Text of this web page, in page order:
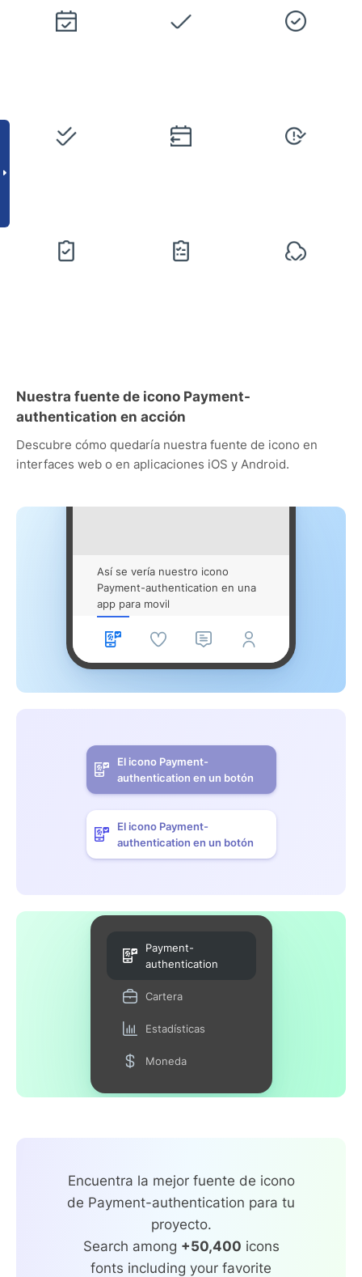
Nuestra fuente de icono Payment-
authentication en acción
Descubre cómo quedaría nuestra fuente de icono en
interfaces web o en aplicaciones iOS y Android.
Así se vería nuestro icono
Payment-authentication en una
app para movil
El icono Payment-
authentication en un botón
El icono Payment-
authentication en un botón
Payment-
authentication
Cartera
Estadísticas
Moneda
Encuentra la mejor fuente de icono
de Payment-authentication para tu
proyecto.
Search among +50,400 icons
fonts including your favorite